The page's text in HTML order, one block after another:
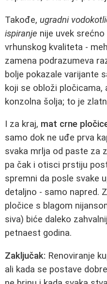
Takođe, ugradni
ispiranje nije uvek
vrhunskog kvaliteta -
zamena podrazumeva
bolje pokazale varijante
koji se obloži pločicama,
konzolna šolja; to je
I za kraj, mat crne
samo dok ne uđe prva
svaka mrlja od paste za
pa čak i otisci prstiju
spremni da posle svake
detaljno - samo napred.
pločice s blagom
siva) biće daleko
petnaest godina.
Zaključak: Renoviranje
ali kada se postave dobre